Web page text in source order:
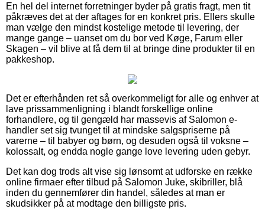
En hel del internet forretninger byder på gratis fragt, men tit
påkræves det at der aftages for en konkret pris. Ellers skulle
man vælge den mindst kostelige metode til levering, der
mange gange – uanset om du bor ved Køge, Farum eller
Skagen – vil blive at få dem til at bringe dine produkter til en
pakkeshop.
Det er efterhånden ret så overkommeligt for alle og enhver at
lave prissammenligning i blandt forskellige online
forhandlere, og til gengæld har massevis af Salomon e-
handler set sig tvunget til at mindske salgspriserne på
varerne – til babyer og børn, og desuden også til voksne –
kolossalt, og endda nogle gange love levering uden gebyr.
Det kan dog trods alt vise sig lønsomt at udforske en række
online firmaer efter tilbud på Salomon Juke, skibriller, blå
inden du gennemfører din handel, således at man er
skudsikker på at modtage den billigste pris.